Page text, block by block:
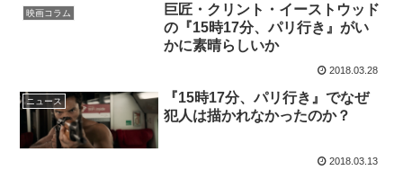
映画コラム
巨匠・クリント・イーストウッド
の『15時17分、パリ行き』がい
かに素晴らしいか
2018.03.28
ニュース
『15時17分、パリ行き』でなぜ
犯人は描かれなかったのか？
2018.03.13